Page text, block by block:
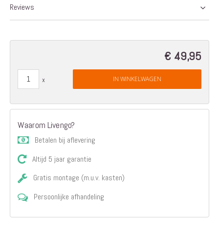
Reviews
€ 49,95
IN WINKELWAGEN
Waarom Livengo?
Betalen bij aflevering
Altijd 5 jaar garantie
Gratis montage (m.u.v. kasten)
Persoonlijke afhandeling